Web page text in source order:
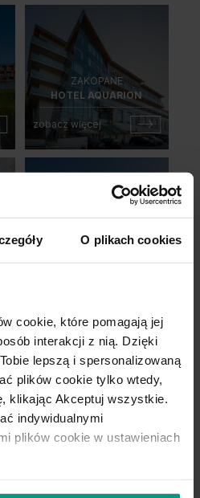
O plikach cookies
cookie, które pomagają jej
interakcji z nią. Dzięki
lepszą i spersonalizowaną
plików cookie tylko wtedy,
klikając Akceptuj wszystkie.
indywidualnymi
plików cookie w ustawieniach
ZAKOPANE
HOTEL AQUARION
zobacz więcej
GDAŃSK
HAMPTON BY HILTON